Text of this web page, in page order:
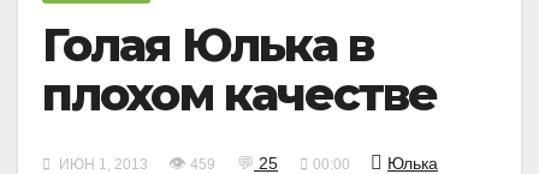
Голая Юлька в
плохом качестве
ИЮН 1, 2013 👁 459 💬 25 00:00 Юлька